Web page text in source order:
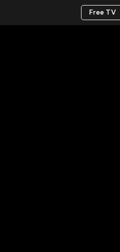
Free TV